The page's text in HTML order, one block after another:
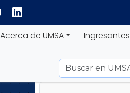
Acerca de UMSA Ingresantes